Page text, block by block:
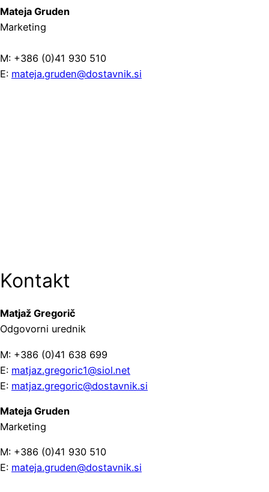
Mateja Gruden
Marketing
M: +386 (0)41 930 510
E: mateja.gruden@dostavnik.si
Kontakt
Matjaž Gregorič
Odgovorni urednik
M: +386 (0)41 638 699
E: matjaz.gregoric1@siol.net
E: matjaz.gregoric@dostavnik.si
Mateja Gruden
Marketing
M: +386 (0)41 930 510
E: mateja.gruden@dostavnik.si